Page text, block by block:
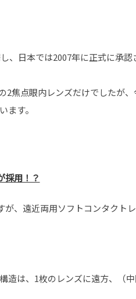
、日本では2007年に正式に承認
2焦点眼内レンズだけでしたが
ます。
採用！？
、遠近両用ソフトコンタクト
造は、1枚のレンズに遠方、（